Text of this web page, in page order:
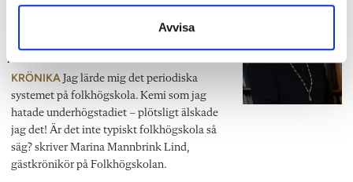
Avvisa
Marina Mannbrink Lind:
folkhögskolan”
KRÖNIKA Jag lärde mig det periodiska
systemet på folkhögskola. Kemi som jag
hatade underhögstadiet – plötsligt älskade
jag det! Är det inte typiskt folkhögskola så
säg? skriver Marina Mannbrink Lind,
gästkrönikör på Folkhögskolan.